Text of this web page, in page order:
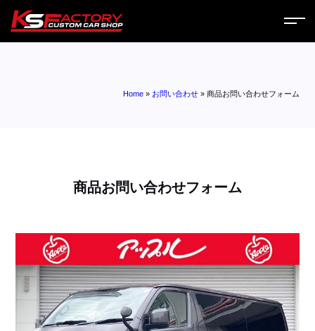
お問い合わせ
採用情報
Home » お問い合わせ »商品お問い合わせフォーム
商品お問い合わせフォーム